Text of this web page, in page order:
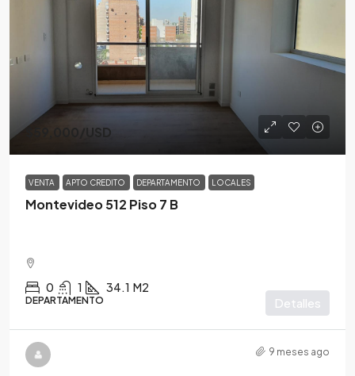
$59,000/USD
VENTA APTO CREDITO DEPARTAMENTO LOCALES
Montevideo 512 Piso 7 B
0 1 34.1 M2
DEPARTAMENTO Detalles
9 meses ago